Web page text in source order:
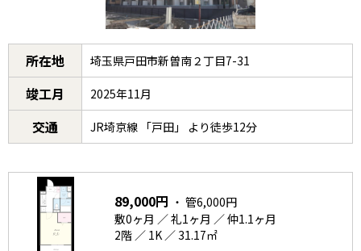
所在地 埼玉県戸田市新曽南２丁目7-31
竣工月 2025年11月
交通 JR埼京線 「戸田」 より徒歩12分
89,000円 ・ 管6,000円
敷0ヶ月 ／ 礼1ヶ月 ／ 仲1.1ヶ月
2階 ／ 1K ／ 31.17㎡